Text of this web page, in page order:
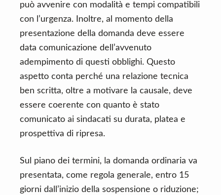
può avvenire con modalità e tempi compatibili
con l’urgenza. Inoltre, al momento della
presentazione della domanda deve essere
data comunicazione dell’avvenuto
adempimento di questi obblighi. Questo
aspetto conta perché una relazione tecnica
ben scritta, oltre a motivare la causale, deve
essere coerente con quanto è stato
comunicato ai sindacati su durata, platea e
prospettiva di ripresa.
Sul piano dei termini, la domanda ordinaria va
presentata, come regola generale, entro 15
giorni dall’inizio della sospensione o riduzione;